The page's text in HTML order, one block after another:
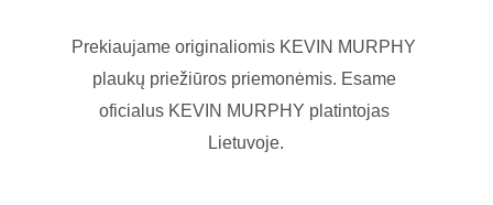
Prekiaujame originaliomis KEVIN MURPHY
plaukų priežiūros priemonėmis. Esame
oficialus KEVIN MURPHY platintojas
Lietuvoje.